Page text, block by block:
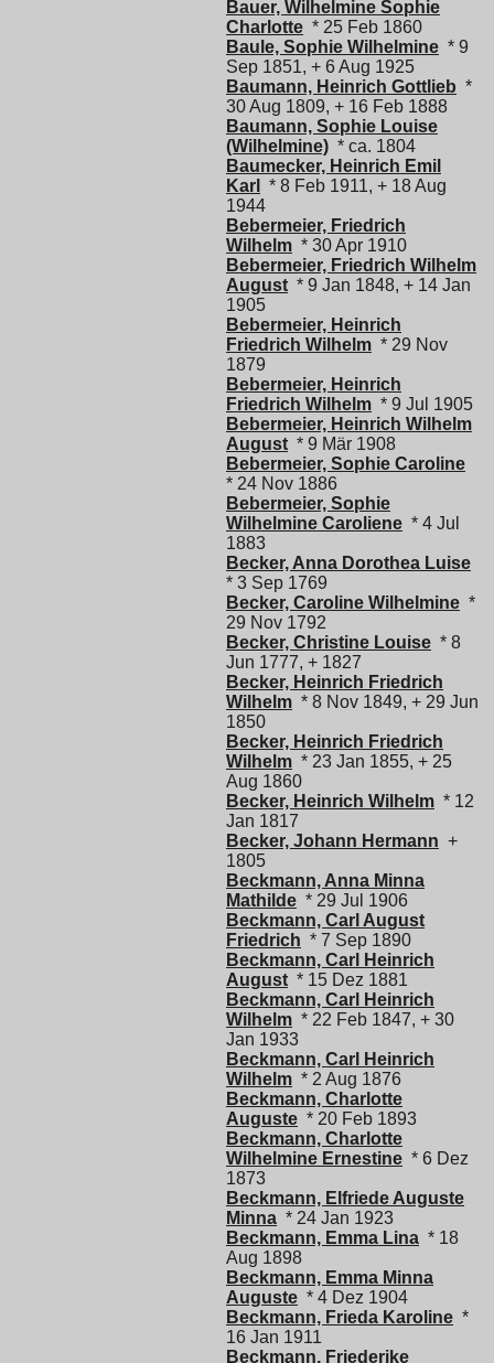
Bauer, Wilhelmine Sophie
Charlotte * 25 Feb 1860
Baule, Sophie Wilhelmine * 9
Sep 1851, + 6 Aug 1925
Baumann, Heinrich Gottlieb *
30 Aug 1809, + 16 Feb 1888
Baumann, Sophie Louise
(Wilhelmine) * ca. 1804
Baumecker, Heinrich Emil
Karl
* 8 Feb 1911, + 18 Aug
1944
Bebermeier, Friedrich
Wilhelm * 30 Apr 1910
Bebermeier, Friedrich Wilhelm
August * 9 Jan 1848, + 14 Jan
1905
Bebermeier, Heinrich
Friedrich Wilhelm * 29 Nov
1879
Bebermeier, Heinrich
Friedrich Wilhelm * 9 Jul 1905
Bebermeier, Heinrich Wilhelm
August * 9 Mär 1908
Bebermeier, Sophie Caroline
* 24 Nov 1886
Bebermeier, Sophie
Wilhelmine Caroliene * 4 Jul
1883
Becker, Anna Dorothea Luise
* 3 Sep 1769
Becker, Caroline Wilhelmine *
29 Nov 1792
Becker, Christine Louise * 8
Jun 1777, + 1827
Becker, Heinrich Friedrich
Wilhelm * 8 Nov 1849, + 29 Jun
1850
Becker, Heinrich Friedrich
Wilhelm * 23 Jan 1855, + 25
Aug 1860
Becker, Heinrich Wilhelm * 12
Jan 1817
Becker, Johann Hermann +
1805
Beckmann, Anna Minna
Mathilde * 29 Jul 1906
Beckmann, Carl August
Friedrich * 7 Sep 1890
Beckmann, Carl Heinrich
August * 15 Dez 1881
Beckmann, Carl Heinrich
Wilhelm * 22 Feb 1847, + 30
Jan 1933
Beckmann, Carl Heinrich
Wilhelm * 2 Aug 1876
Beckmann, Charlotte
Auguste * 20 Feb 1893
Beckmann, Charlotte
Wilhelmine Ernestine * 6 Dez
1873
Beckmann, Elfriede Auguste
Minna * 24 Jan 1923
Beckmann, Emma Lina * 18
Aug 1898
Beckmann, Emma Minna
Auguste * 4 Dez 1904
Beckmann, Frieda Karoline *
16 Jan 1911
Beckmann, Friederike